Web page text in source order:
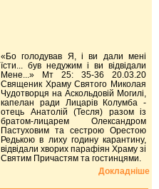
«Бо голодував Я, і ви дали мені
їсти... був недужим і ви відвідали
Мене...» Мт 25: 35-36 20.03.20
Священик Храму Святого Миколая
Чудотворця на Аскольдовій Могилі,
капелан ради Лицарів Колумба -
отець Анатолій (Тесля) разом із
братом-лицарем Олександром
Пастуховим та сестрою Орестою
Редькою в лиху годину карантину,
відвідали хворих парафіян Храму зі
Святим Причастям та гостинцями.
Докладніше